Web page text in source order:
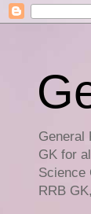
General
GK for
Science
RRB